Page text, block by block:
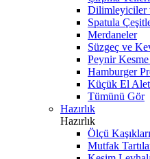
Dilimleyiciler
Spatula
Merdaneler
Süzgeç ve
Peynir
Hamburger
Küçük El
Tümünü Gör
Hazırlık
Hazırlık
Ölçü Kaşıkları
Mutfak